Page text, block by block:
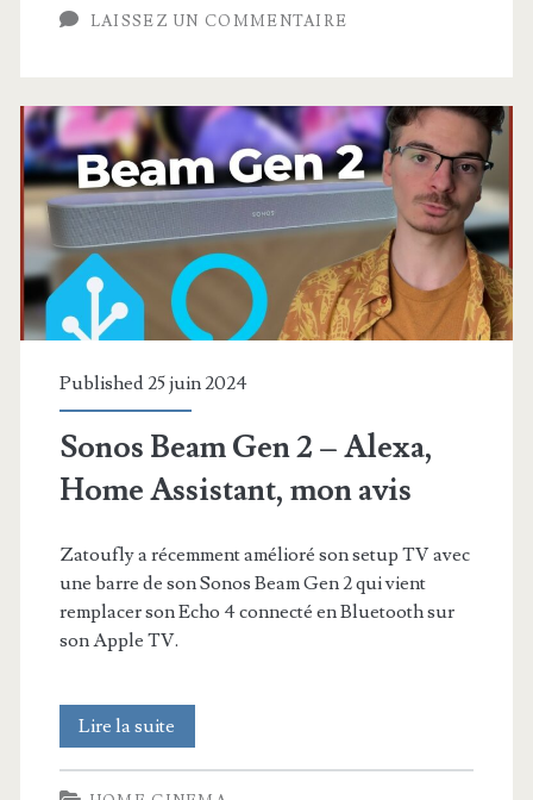
part
vrille
dans
la
Hifi
LAISSEZ UN COMMENTAIRE
Published 25 juin 2024
Sonos Beam Gen 2 – Alexa,
Home Assistant, mon avis
Zatoufly a récemment amélioré son setup TV avec
une barre de son Sonos Beam Gen 2 qui vient
remplacer son Echo 4 connecté en Bluetooth sur
son Apple TV.
Lire la suite
Beam